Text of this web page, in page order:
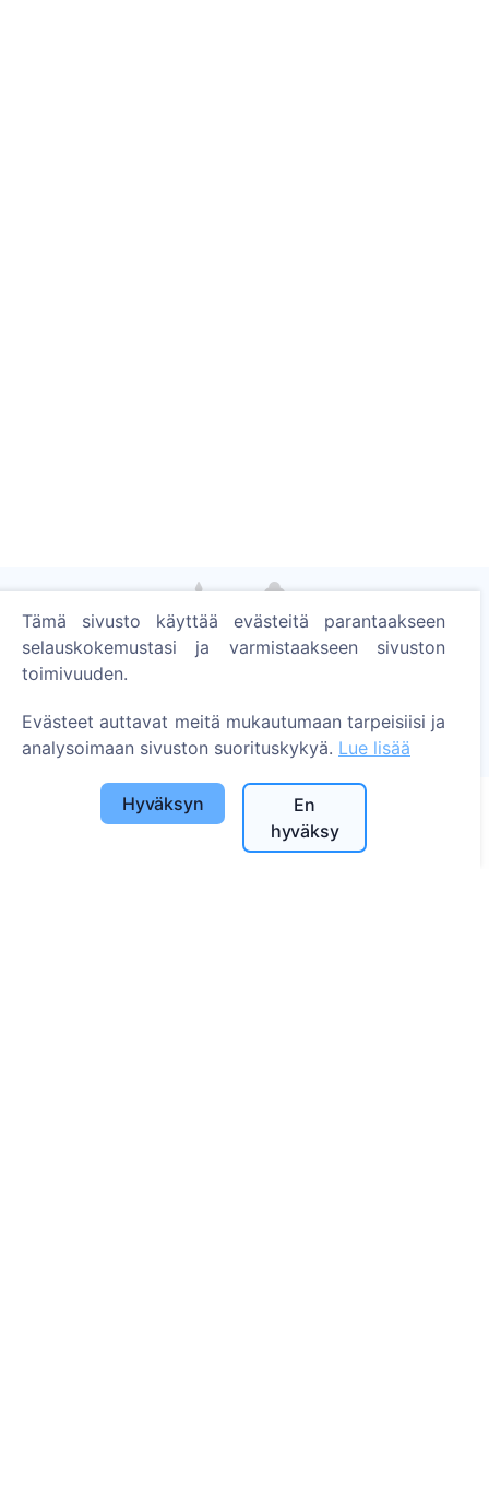
Sytytä digitaalinen kynttilä - istuta puu!
Istutetut puut
1394
Tietoa
Tämä sivusto käyttää evästeitä parantaakseen
selauskokemustasi ja varmistaakseen sivuston
toimivuuden.
Evästeet auttavat meitä mukautumaan tarpeisiisi ja
analysoimaan sivuston suorituskykyä. Lue lisää
Hyväksyn
En
hyväksy